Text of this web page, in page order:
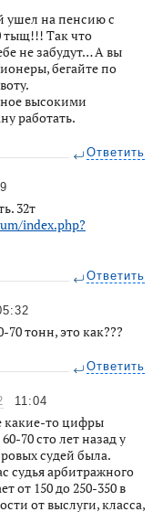
ушел на пенсию с
тыщ!!! Так что
не забудут… А вы
бегайте по
высокими
работать.
Ответить
32т
index.php?
Ответить
тонн, это как???
Ответить
11:04
какие-то цифры
70 сто лет назад у
судей была.
судья арбитражного
от 150 до 250-350 в
от выслуги, класса,